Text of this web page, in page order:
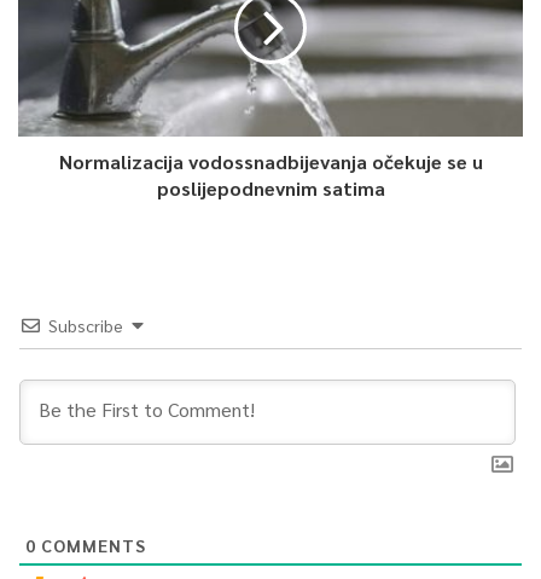
Normalizacija vodossnadbijevanja očekuje se u
poslijepodnevnim satima
Subscribe
0 COMMENTS